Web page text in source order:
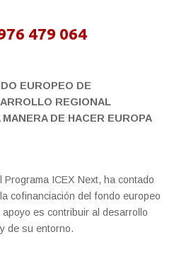
479 064
EUROPEO DE
REGIONAL
MANERA DE HACER EUROPA
ICEX Next, ha contado
cofinanciación del fondo europeo
es contribuir al desarrollo
de su entorno.